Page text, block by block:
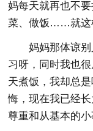
妈每天就再也不
菜、做饭……就这
妈妈那体谅
习呀，同时我也
天煮饭，我却总
悔，现在我已经
尊重和从基本的小